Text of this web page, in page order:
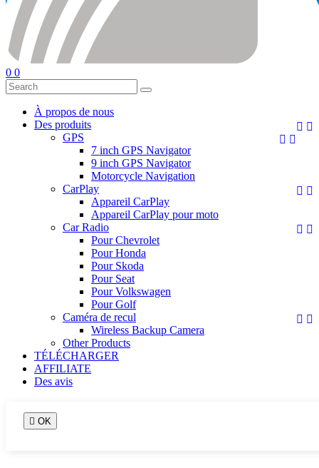
0 0
À propos de nous
 
Des produits
 
GPS
7 inch GPS Navigator
9 inch GPS Navigator
Motorcycle Navigation
 
CarPlay
Appareil CarPlay
Appareil CarPlay pour moto
 
Car Radio
Pour Chevrolet
Pour Honda
Pour Skoda
Pour Seat
Pour Volkswagen
Pour Golf
 
Caméra de recul
Wireless Backup Camera
Other Products
TÉLÉCHARGER
AFFILIATE
Des avis
 OK